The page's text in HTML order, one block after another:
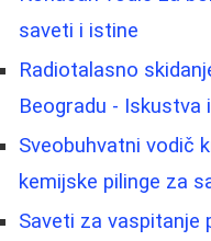
saveti i istine
Radiotalasno
Beogradu - Iskustva
Sveobuhvatni vodič
kemijske pilinge za
Saveti za vaspitanje